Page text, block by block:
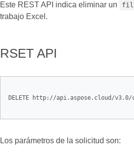
Este REST API indica eliminar un
trabajo Excel.
RSET API
DELETE http://api.aspose.cloud/
Los parámetros de la solicitud son: